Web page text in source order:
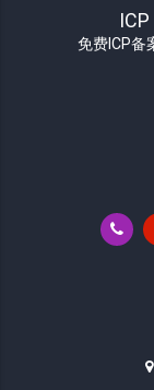
ICP
免费ICP备